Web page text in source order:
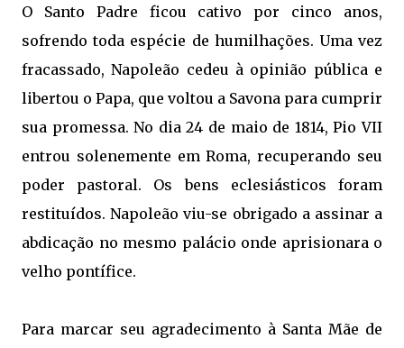
O Santo Padre ficou cativo por cinco anos,
sofrendo toda espécie de humilhações. Uma vez
fracassado, Napoleão cedeu à opinião pública e
libertou o Papa, que voltou a Savona para cumprir
sua promessa. No dia 24 de maio de 1814, Pio VII
entrou solenemente em Roma, recuperando seu
poder pastoral. Os bens eclesiásticos foram
restituídos. Napoleão viu-se obrigado a assinar a
abdicação no mesmo palácio onde aprisionara o
velho pontífice.
Para marcar seu agradecimento à Santa Mãe de